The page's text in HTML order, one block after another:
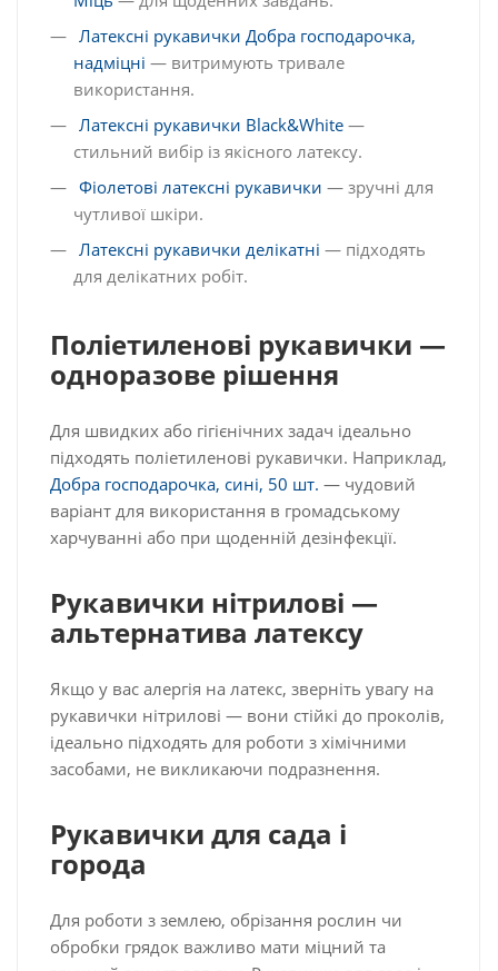
Латексні рукавички Добра господарочка,
надміцні — витримують тривале
використання.
Латексні рукавички Black&White —
стильний вибір із якісного латексу.
Фіолетові латексні рукавички — зручні для
чутливої шкіри.
Латексні рукавички делікатні — підходять
для делікатних робіт.
Поліетиленові рукавички —
одноразове рішення
Для швидких або гігієнічних задач ідеально
підходять поліетиленові рукавички. Наприклад,
Добра господарочка, сині, 50 шт. — чудовий
варіант для використання в громадському
харчуванні або при щоденній дезінфекції.
Рукавички нітрилові —
альтернатива латексу
Якщо у вас алергія на латекс, зверніть увагу на
рукавички нітрилові — вони стійкі до проколів,
ідеально підходять для роботи з хімічними
засобами, не викликаючи подразнення.
Рукавички для сада і
города
Для роботи з землею, обрізання рослин чи
обробки грядок важливо мати міцний та